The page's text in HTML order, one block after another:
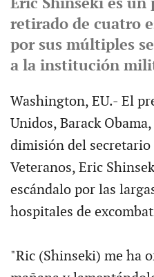
retirado de cuatro
por sus múltiples
a la institución
Washington, EU.- El
Unidos, Barack
dimisión del secretario
Veteranos, Eric
escándalo por las
hospitales de
"Ric (Shinseki) me ha